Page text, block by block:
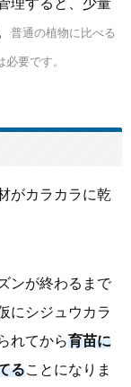
理すると、少量
普通の植物に比べる
要です。
がカラカラに乾
ンが終わるまで
にシジュウカラ
れてから育苗に
ることになりま